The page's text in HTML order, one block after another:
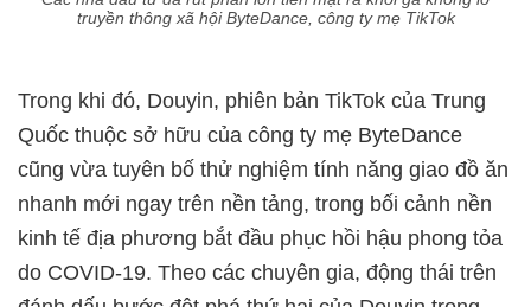
truyền thông xã hội ByteDance, công ty mẹ TikTok
Trong khi đó, Douyin, phiên bản TikTok của Trung
Quốc thuộc sở hữu của công ty mẹ ByteDance
cũng vừa tuyên bố thử nghiệm tính năng giao đồ ăn
nhanh mới ngay trên nền tảng, trong bối cảnh nền
kinh tế địa phương bắt đầu phục hồi hậu phong tỏa
do COVID-19. Theo các chuyên gia, động thái trên